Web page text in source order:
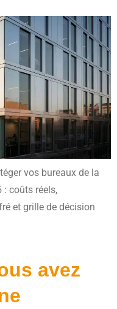
vos bureaux de la
coûts réels,
et grille de décision
avez